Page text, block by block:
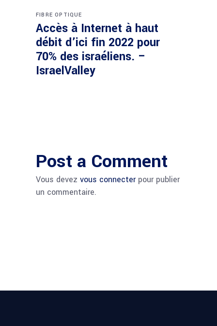
FIBRE OPTIQUE
Accès à Internet à haut
débit d’ici fin 2022 pour
70% des israéliens. –
IsraelValley
Post a Comment
Vous devez vous connecterpour publier
un commentaire.